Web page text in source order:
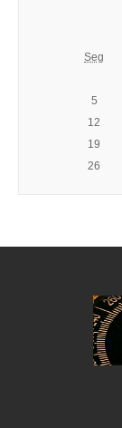
Seg
5
12
19
26